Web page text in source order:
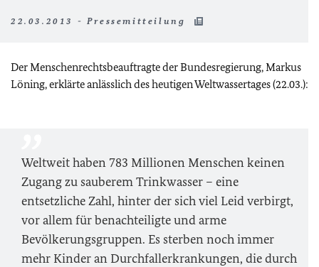
22.03.2013 - Pressemitteilung
Der Menschenrechtsbeauftragte der Bundesregierung, Markus
Löning, erklärte anlässlich des heutigen Weltwassertages (22.03.):
Weltweit haben 783 Millionen Menschen keinen
Zugang zu sauberem Trinkwasser – eine
entsetzliche Zahl, hinter der sich viel Leid verbirgt,
vor allem für benachteiligte und arme
Bevölkerungsgruppen. Es sterben noch immer
mehr Kinder an Durchfallerkrankungen, die durch